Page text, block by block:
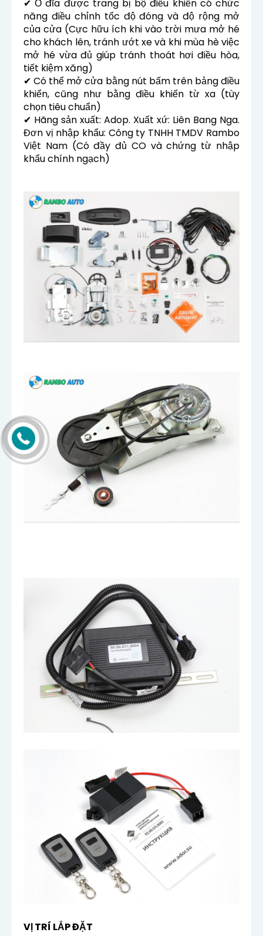
✔ Ổ đĩa được trang bị bộ điều khiển có chức
năng điều chỉnh tốc độ đóng và độ rộng mở
của cửa (Cực hữu ích khi vào trời mưa mở hé
cho khách lên, tránh ướt xe và khi mùa hè việc
mở hé vừa đủ giúp tránh thoát hơi điều hòa,
tiết kiệm xăng)
✔ Có thể mở cửa bằng nút bấm trên bảng điều
khiển, cũng như bằng điều khiển từ xa (tùy
chọn tiêu chuẩn)
✔ Hãng sản xuất: Adop. Xuất xứ: Liên Bang Nga.
Đơn vị nhập khẩu: Công ty TNHH TMDV Rambo
Việt Nam (Có đầy đủ CO và chứng từ nhập
khẩu chính ngạch)
VỊ TRÍ LẮP ĐẶT